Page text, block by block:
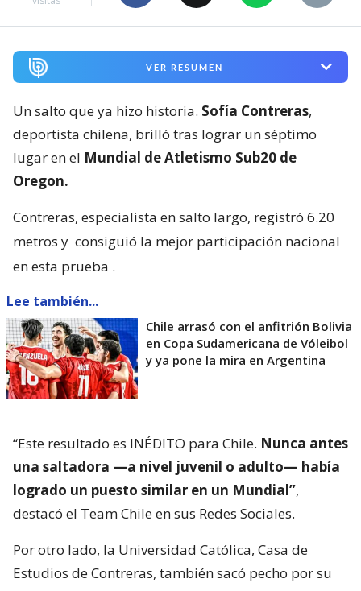
VER RESUMEN
Un salto que ya hizo historia. Sofía Contreras,
deportista chilena, brilló tras lograr un séptimo
lugar en el Mundial de Atletismo Sub20 de
Oregon.
Contreras, especialista en salto largo, registró 6.20
metros y consiguió la mejor participación nacional
en esta prueba .
Lee también...
Chile arrasó con el anfitrión Bolivia
en Copa Sudamericana de Vóleibol
y ya pone la mira en Argentina
“Este resultado es INÉDITO para Chile. Nunca antes
una saltadora —a nivel juvenil o adulto— había
logrado un puesto similar en un Mundial”,
destacó el Team Chile en sus Redes Sociales.
Por otro lado, la Universidad Católica, Casa de
Estudios de Contreras, también sacó pecho por su